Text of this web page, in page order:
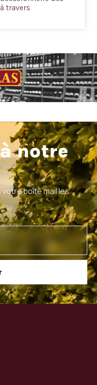
travers
notre
boîte mail les